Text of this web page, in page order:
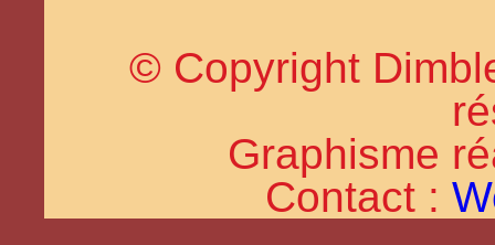
© Copyright
Graphisme
Contact :